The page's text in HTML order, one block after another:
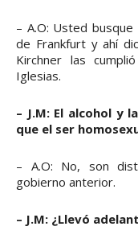
– A.O: Usted
de Frankfurt y ahí
Kirchner las
Iglesias.
– J.M: El alcohol y
que el ser
– A.O: No, son
gobierno anterior.
– J.M: ¿Llevó